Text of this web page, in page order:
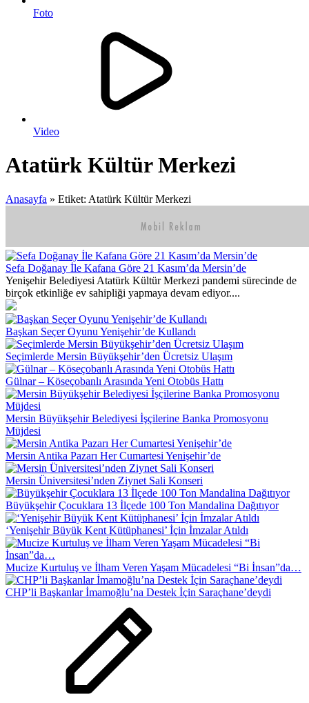
Foto
Video
Atatürk Kültür Merkezi
Anasayfa » Etiket: Atatürk Kültür Merkezi
Sefa Doğanay İle Kafana Göre 21 Kasım’da Mersin’de
Yenişehir Belediyesi Atatürk Kültür Merkezi pandemi sürecinde de
birçok etkinliğe ev sahipliği yapmaya devam ediyor....
Başkan Seçer Oyunu Yenişehir’de Kullandı
Seçimlerde Mersin Büyükşehir’den Ücretsiz Ulaşım
Gülnar – Köseçobanlı Arasında Yeni Otobüs Hattı
Mersin Büyükşehir Belediyesi İşçilerine Banka Promosyonu
Müjdesi
Mersin Antika Pazarı Her Cumartesi Yenişehir’de
Mersin Üniversitesi’nden Ziynet Sali Konseri
Büyükşehir Çocuklara 13 İlçede 100 Ton Mandalina Dağıtıyor
‘Yenişehir Büyük Kent Kütüphanesi’ İçin İmzalar Atıldı
Mucize Kurtuluş ve İlham Veren Yaşam Mücadelesi “Bi İnsan”da…
CHP’li Başkanlar İmamoğlu’na Destek İçin Saraçhane’deydi